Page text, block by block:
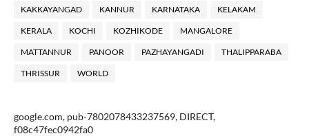
KAKKAYANGAD KANNUR KARNATAKA KELAKAM
KERALA KOCHI KOZHIKODE MANGALORE
MATTANNUR PANOOR PAZHAYANGADI THALIPPARABA
THRISSUR WORLD
google.com, pub-7802078433237569, DIRECT,
f08c47fec0942fa0